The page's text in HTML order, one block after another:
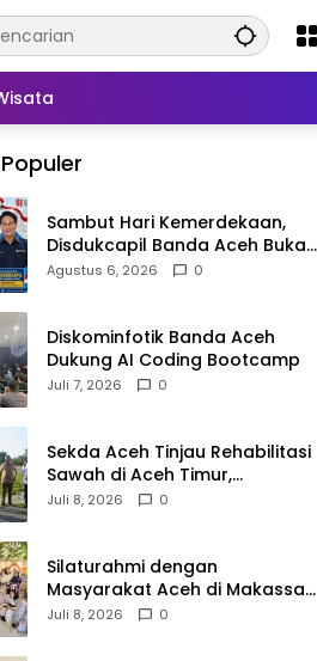
Sambut Hari Kemerdekaan,
Disdukcapil Banda Aceh Buka
Layanan Ganti Foto KTP
Agustus 6, 2026 0
Diskominfotik Banda Aceh
Dukung AI Coding Bootcamp
Juli 7, 2026 0
Sekda Aceh Tinjau Rehabilitasi
Sawah di Aceh Timur,
Targetkan Tanam Juli
Juli 8, 2026 0
Silaturahmi dengan
Masyarakat Aceh di Makassar,
Kak Na Mengaku Bangga atas
Juli 8, 2026 0